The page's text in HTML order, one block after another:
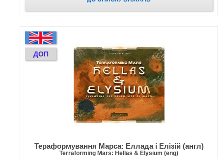
ДОП
Тераформування Марса: Еллада і Елізій (англ)
Terraforming Mars: Hellas & Elysium (eng)